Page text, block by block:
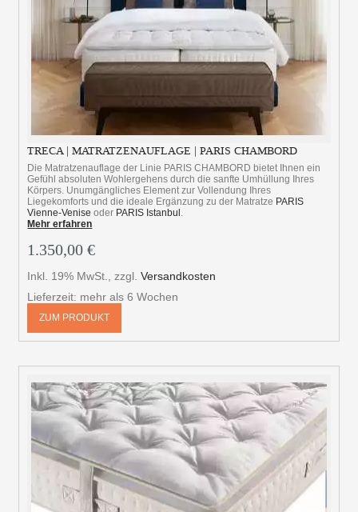
TRECA | MATRATZENAUFLAGE | PARIS CHAMBORD
Die Matratzenauflage der Linie PARIS CHAMBORD bietet Ihnen ein
Gefühl absoluten Wohlergehens durch die sanfte Umhüllung Ihres
Körpers. Unumgängliches Element zur Vollendung Ihres
Liegekomforts und die ideale Ergänzung zu der Matratze PARIS
Vienne-Venise oder PARIS Istanbul.
Mehr erfahren
1.350,00 €
Inkl. 19% MwSt. ,zzgl.Versandkosten
Lieferzeit: mehr als 6 Wochen
ZUM PRODUKT